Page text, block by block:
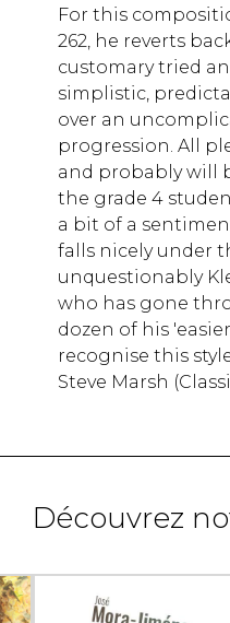
For this
262, he reverts
customary tried
simplistic,
over an
progression. All
and probably will
the grade 4
a bit of a
falls nicely under
unquestionably
who has gone
dozen of his
recognise this
Steve Marsh
Découvrez